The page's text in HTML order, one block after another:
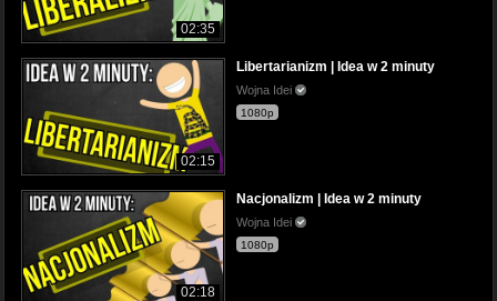
02:35
02:15
Libertarianizm | Idea w 2 minuty
Wojna Idei
1080p
02:18
Nacjonalizm | Idea w 2 minuty
Wojna Idei
1080p